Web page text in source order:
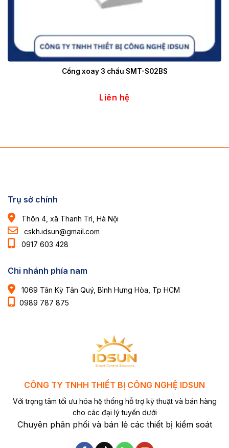
Cổng xoay 3 chấu SMT-S02BS
Liên hệ
Trụ sở chính
Thôn 4, xã Thanh Trì, Hà Nội
cskh.idsun@gmail.com
0917 603 428
Chi nhánh phía nam
1069 Tân Kỳ Tân Quý, Bình Hưng Hòa, Tp HCM
0989 787 875
CÔNG TY TNHH THIẾT BỊ CÔNG NGHỆ IDSUN
Với trọng tâm tối ưu hóa hệ thống hỗ trợ kỹ thuật và bán hàng
cho các đại lý tuyến dưới
Chuyên phân phối và bán lẻ các thiết bị kiểm soát